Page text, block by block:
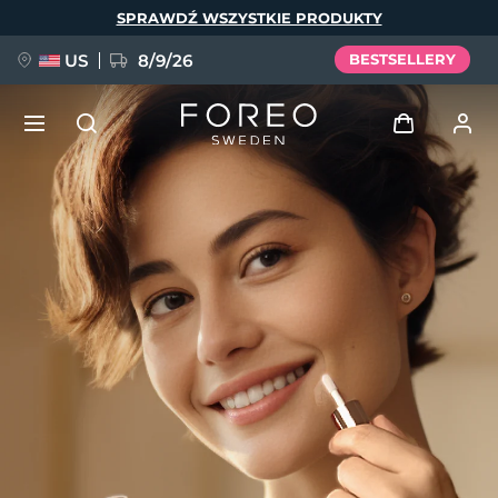
SPRAWDŹ WSZYSTKIE PRODUKTY
US 8/9/26 BESTSELLERY
Zaloguj
Profil użytkownika
Moje urządzenia
Moje zamówienia
Moje adresy
Moje subskrypcje
NOWOŚĆ
FAQ™ Pure Beauty-Tech Elixir
BREAKING NEWS
issa™ Teeth Whitening Set
Język
English Deutsch
Français
Italiano
Português
Polski
Svenska
Русский
简体中文 繁體中文